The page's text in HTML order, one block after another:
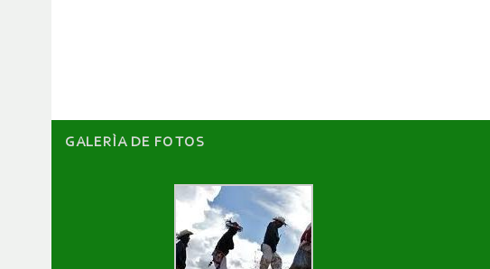
GALERÌA DE FOTOS